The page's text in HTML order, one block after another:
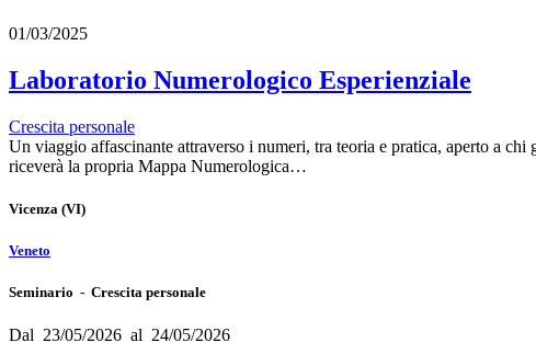
01/03/2025
Laboratorio Numerologico Esperienziale
Crescita personale
Un viaggio affascinante attraverso i numeri, tra teoria e pratica, aperto a
riceverà la propria Mappa Numerologica…
Vicenza (VI)
Veneto
Seminario - Crescita personale
Dal 23/05/2026 al 24/05/2026